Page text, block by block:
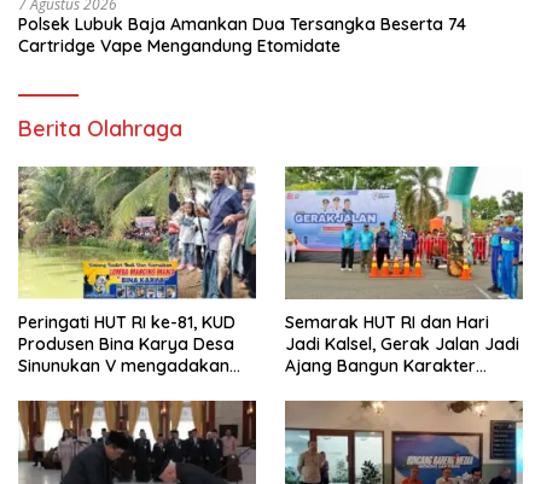
7 Agustus 2026
Polsek Lubuk Baja Amankan Dua Tersangka Beserta 74
Cartridge Vape Mengandung Etomidate
Berita Olahraga
Peringati HUT RI ke-81, KUD
Produsen Bina Karya Desa
Sinunukan V mengadakan
Semarak HUT RI dan Hari
Jadi Kalsel, Gerak Jalan Jadi
Ajang Bangun Karakter